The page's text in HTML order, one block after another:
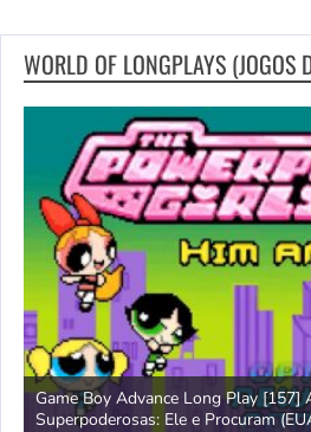
WORLD OF LONGPLAYS
Game Boy Advance Long Play [157]
Superpoderosas: Ele e Procuram